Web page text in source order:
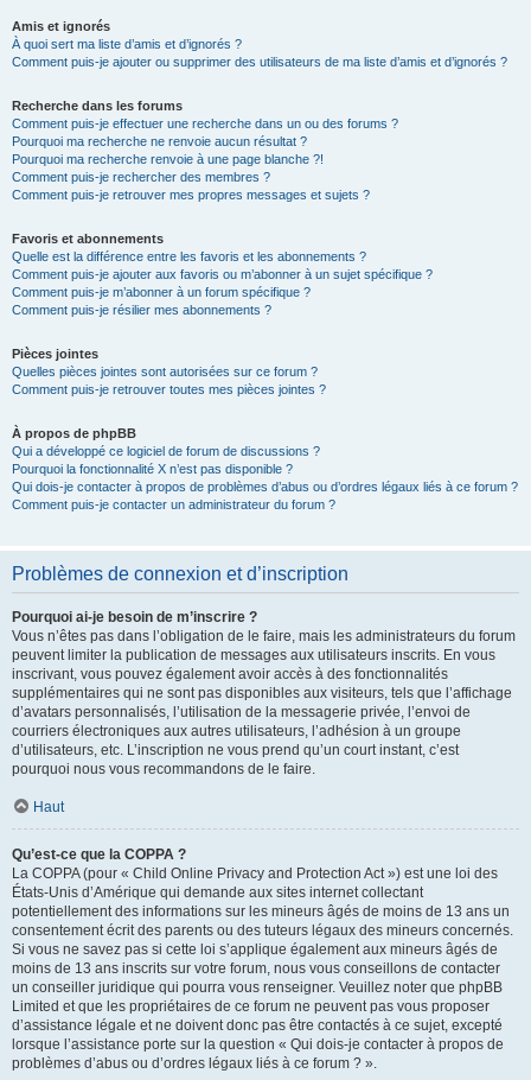
Amis et ignorés
À quoi sert ma liste d’amis et d’ignorés ?
Comment puis-je ajouter ou supprimer des utilisateurs de ma liste d’amis et d’ignorés ?
Recherche dans les forums
Comment puis-je effectuer une recherche dans un ou des forums ?
Pourquoi ma recherche ne renvoie aucun résultat ?
Pourquoi ma recherche renvoie à une page blanche ?!
Comment puis-je rechercher des membres ?
Comment puis-je retrouver mes propres messages et sujets ?
Favoris et abonnements
Quelle est la différence entre les favoris et les abonnements ?
Comment puis-je ajouter aux favoris ou m’abonner à un sujet spécifique ?
Comment puis-je m’abonner à un forum spécifique ?
Comment puis-je résilier mes abonnements ?
Pièces jointes
Quelles pièces jointes sont autorisées sur ce forum ?
Comment puis-je retrouver toutes mes pièces jointes ?
À propos de phpBB
Qui a développé ce logiciel de forum de discussions ?
Pourquoi la fonctionnalité X n’est pas disponible ?
Qui dois-je contacter à propos de problèmes d’abus ou d’ordres légaux liés à ce forum ?
Comment puis-je contacter un administrateur du forum ?
Problèmes de connexion et d’inscription
Pourquoi ai-je besoin de m’inscrire ?
Vous n’êtes pas dans l’obligation de le faire, mais les administrateurs du forum
peuvent limiter la publication de messages aux utilisateurs inscrits. En vous
inscrivant, vous pouvez également avoir accès à des fonctionnalités
supplémentaires qui ne sont pas disponibles aux visiteurs, tels que l’affichage
d’avatars personnalisés, l’utilisation de la messagerie privée, l’envoi de
courriers électroniques aux autres utilisateurs, l’adhésion à un groupe
d’utilisateurs, etc. L’inscription ne vous prend qu’un court instant, c’est
pourquoi nous vous recommandons de le faire.
Haut
Qu’est-ce que la COPPA ?
La COPPA (pour « Child Online Privacy and Protection Act ») est une loi des
États-Unis d’Amérique qui demande aux sites internet collectant
potentiellement des informations sur les mineurs âgés de moins de 13 ans un
consentement écrit des parents ou des tuteurs légaux des mineurs concernés.
Si vous ne savez pas si cette loi s’applique également aux mineurs âgés de
moins de 13 ans inscrits sur votre forum, nous vous conseillons de contacter
un conseiller juridique qui pourra vous renseigner. Veuillez noter que phpBB
Limited et que les propriétaires de ce forum ne peuvent pas vous proposer
d’assistance légale et ne doivent donc pas être contactés à ce sujet, excepté
lorsque l’assistance porte sur la question « Qui dois-je contacter à propos de
problèmes d’abus ou d’ordres légaux liés à ce forum ? ».